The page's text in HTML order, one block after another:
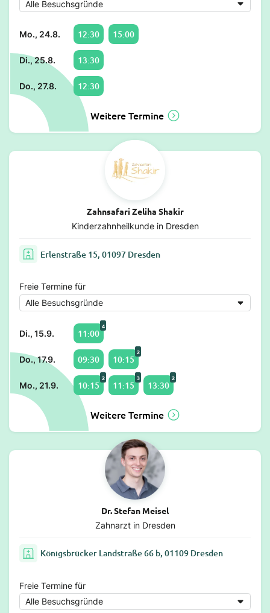
Mo., 24.8. 12:30 15:00
Di., 25.8. 13:30
Do., 27.8. 12:30
Weitere Termine
Zahnsafari Zeliha Shakir
Kinderzahnheilkunde in Dresden
Erlenstraße 15, 01097 Dresden
Freie Termine für
Di., 15.9. 11:00
4
Do., 17.9. 09:30 10:15
2
Mo., 21.9. 10:15
2
11:15
3
13:30
2
Weitere Termine
Dr. Stefan Meisel
Zahnarzt in Dresden
Königsbrücker Landstraße 66 b, 01109 Dresden
Freie Termine für